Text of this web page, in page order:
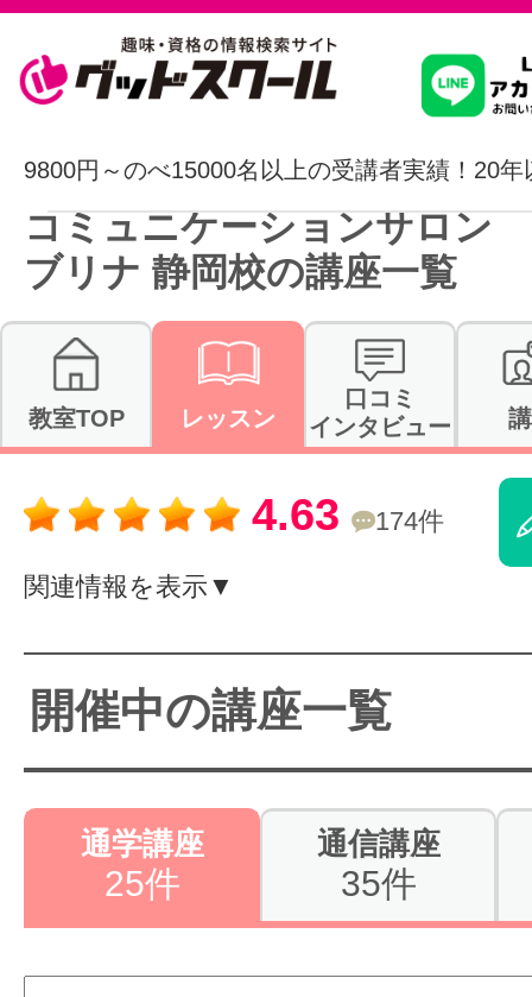
習いたいこ
スクールを
駅・路線か
通信講座を
体験レッス
やりたいこ
グッドスク
9800円～のべ15000名以上の受講者実績！20年
コミュニケーションサロン
ブリナ 静岡校の講座一覧
教室TOP レッスン
口コミ
インタビュー
4.63 174件
関連情報を表示▼
開催中の講座一覧
通学講座
25件
通信講座
35件